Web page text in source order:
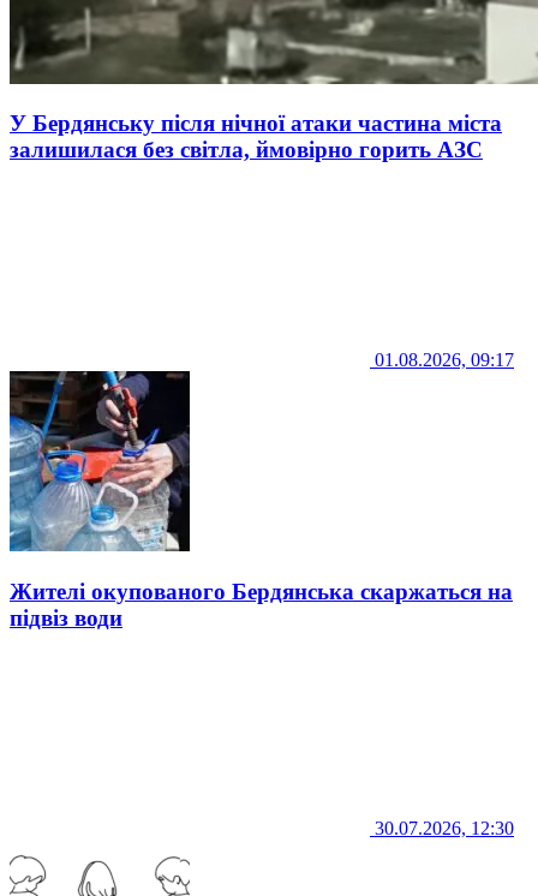
У Бердянську після нічної атаки частина міста
залишилася без світла, ймовірно горить АЗС
01.08.2026, 09:17
Жителі окупованого Бердянська скаржаться на
підвіз води
30.07.2026, 12:30